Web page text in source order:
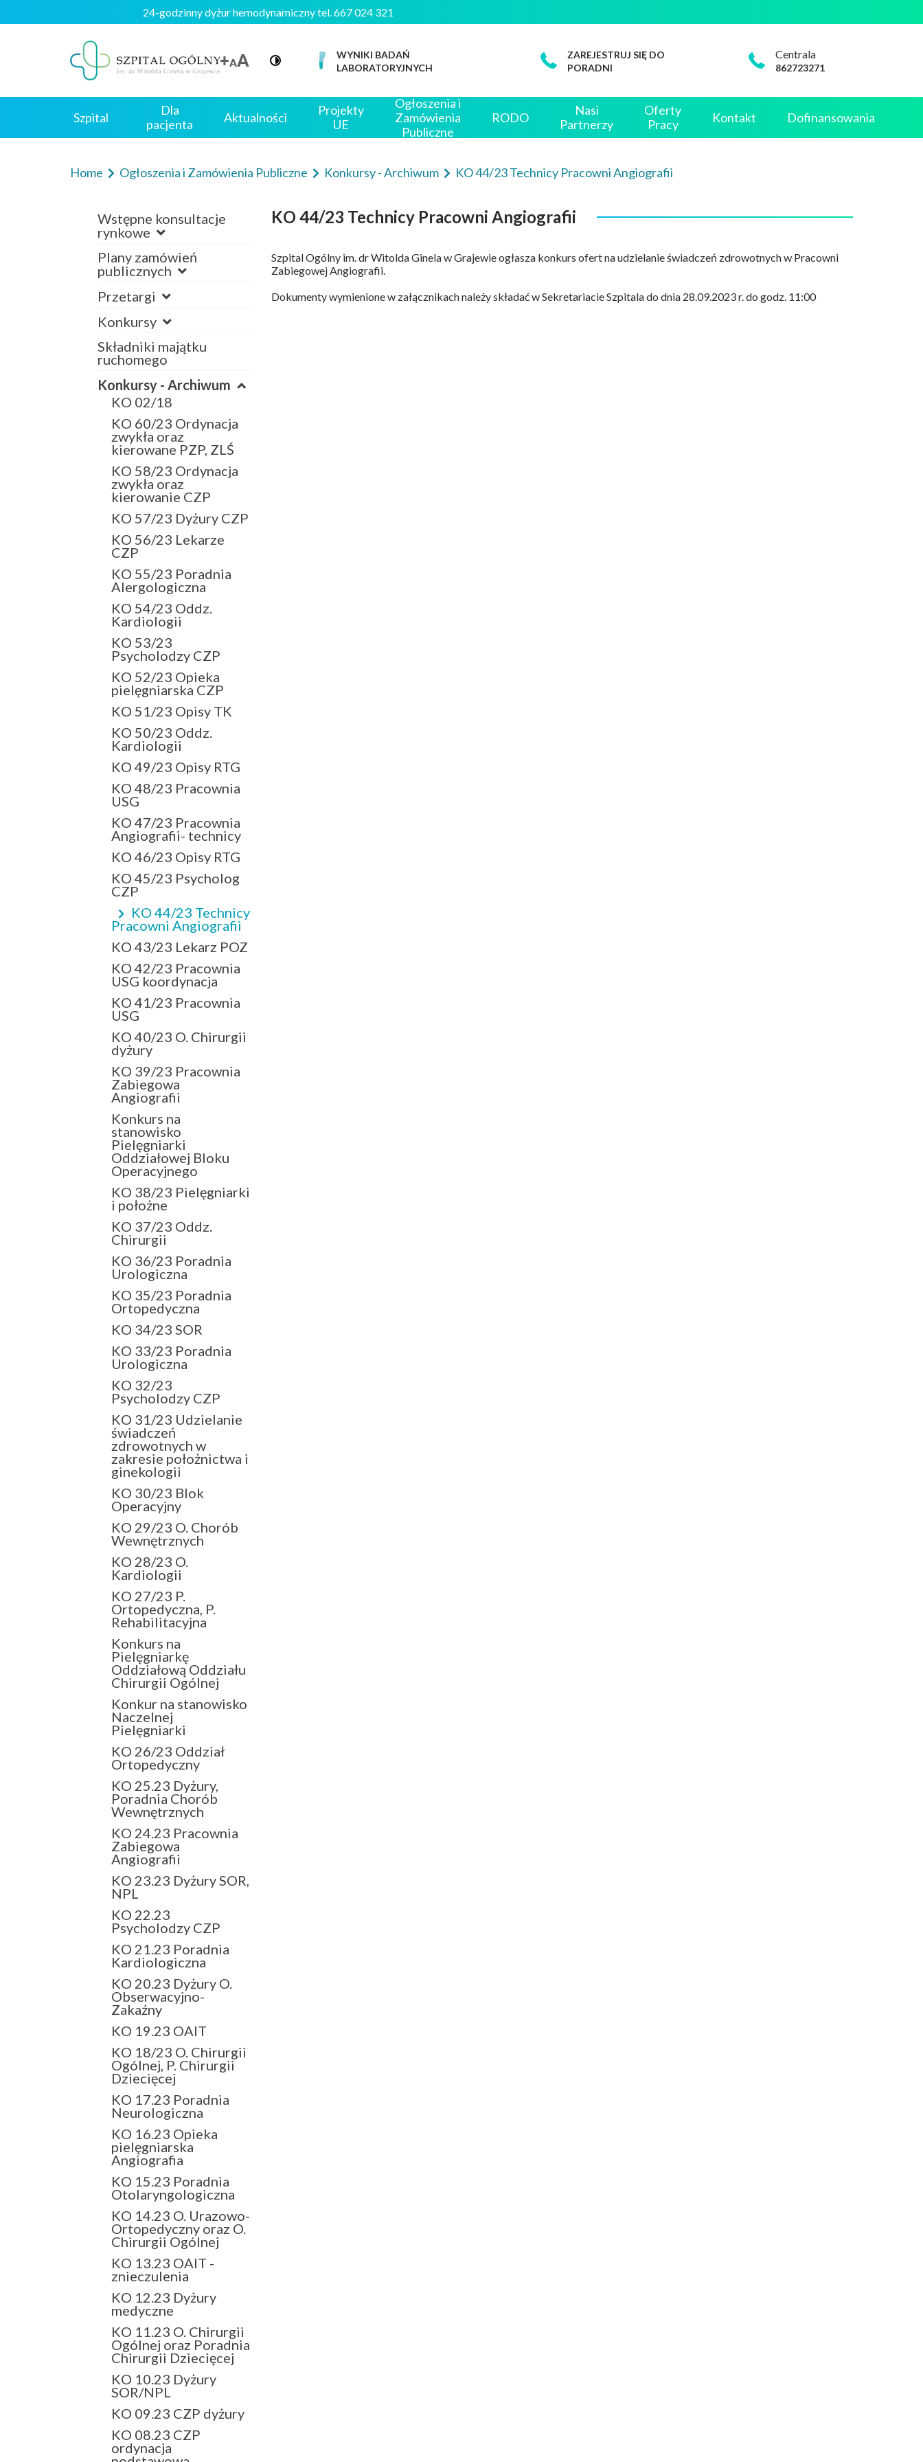
24-godzinny dyżur hemodynamiczny tel. 667 024 321
WYNIKI BADAŃ
LABORATORYJNYCH
ZAREJESTRUJ SIĘ DO
PORADNI
Centrala
862723271
Szpital
Dla
pacjenta
Aktualności
Projekty
UE
Ogłoszenia i
Zamówienia
Publiczne
RODO
Nasi
Partnerzy
Oferty
Pracy
Kontakt Dofinansowania
Home Ogłoszenia i Zamówienia Publiczne Konkursy - Archiwum KO 44/23 Technicy Pracowni Angiografii
Wstępne konsultacje
rynkowe
Plany zamówień
publicznych
Przetargi
Konkursy
Składniki majątku
ruchomego
Konkursy - Archiwum
KO 02/18
KO 60/23 Ordynacja
zwykła oraz
kierowane PZP, ZLŚ
KO 58/23 Ordynacja
zwykła oraz
kierowanie CZP
KO 57/23 Dyżury CZP
KO 56/23 Lekarze
CZP
KO 55/23 Poradnia
Alergologiczna
KO 54/23 Oddz.
Kardiologii
KO 53/23
Psycholodzy CZP
KO 52/23 Opieka
pielęgniarska CZP
KO 51/23 Opisy TK
KO 50/23 Oddz.
Kardiologii
KO 49/23 Opisy RTG
KO 48/23 Pracownia
USG
KO 47/23 Pracownia
Angiografii- technicy
KO 46/23 Opisy RTG
KO 45/23 Psycholog
CZP
KO 44/23 Technicy
Pracowni Angiografii
KO 43/23 Lekarz POZ
KO 42/23 Pracownia
USG koordynacja
KO 41/23 Pracownia
USG
KO 40/23 O. Chirurgii
dyżury
KO 39/23 Pracownia
Zabiegowa
Angiografii
Konkurs na
stanowisko
Pielęgniarki
Oddziałowej Bloku
Operacyjnego
KO 38/23 Pielęgniarki
i położne
KO 37/23 Oddz.
Chirurgii
KO 36/23 Poradnia
Urologiczna
KO 35/23 Poradnia
Ortopedyczna
KO 34/23 SOR
KO 33/23 Poradnia
Urologiczna
KO 32/23
Psycholodzy CZP
KO 31/23 Udzielanie
świadczeń
zdrowotnych w
zakresie położnictwa i
ginekologii
KO 30/23 Blok
Operacyjny
KO 29/23 O. Chorób
Wewnętrznych
KO 28/23 O.
Kardiologii
KO 27/23 P.
Ortopedyczna, P.
Rehabilitacyjna
Konkurs na
Pielęgniarkę
Oddziałową Oddziału
Chirurgii Ogólnej
Konkur na stanowisko
Naczelnej
Pielęgniarki
KO 26/23 Oddział
Ortopedyczny
KO 25.23 Dyżury,
Poradnia Chorób
Wewnętrznych
KO 24.23 Pracownia
Zabiegowa
Angiografii
KO 23.23 Dyżury SOR,
NPL
KO 22.23
Psycholodzy CZP
KO 21.23 Poradnia
Kardiologiczna
KO 20.23 Dyżury O.
Obserwacyjno-
Zakaźny
KO 19.23 OAIT
KO 18/23 O. Chirurgii
Ogólnej, P. Chirurgii
Dziecięcej
KO 17.23 Poradnia
Neurologiczna
KO 16.23 Opieka
pielęgniarska
Angiografia
KO 15.23 Poradnia
Otolaryngologiczna
KO 14.23 O. Urazowo-
Ortopedyczny oraz O.
Chirurgii Ogólnej
KO 13.23 OAIT -
znieczulenia
KO 12.23 Dyżury
medyczne
KO 11.23 O. Chirurgii
Ogólnej oraz Poradnia
Chirurgii Dziecięcej
KO 10.23 Dyżury
SOR/NPL
KO 09.23 CZP dyżury
KO 08.23 CZP
ordynacja
KO 44/23 Technicy Pracowni Angiografii
Szpital Ogólny im. dr Witolda Ginela w Grajewie ogłasza konkurs ofert na udzielanie świadczeń zdrowotnych w Pracowni
Zabiegowej Angiografii.
Dokumenty wymienione w załącznikach należy składać w Sekretariacie Szpitala do dnia 28.09.2023 r. do godz. 11:00